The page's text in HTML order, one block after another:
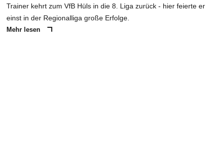
Trainer kehrt zum VfB Hüls in die 8. Liga zurück - hier feierte er
einst in der Regionalliga große Erfolge.
Mehr lesen